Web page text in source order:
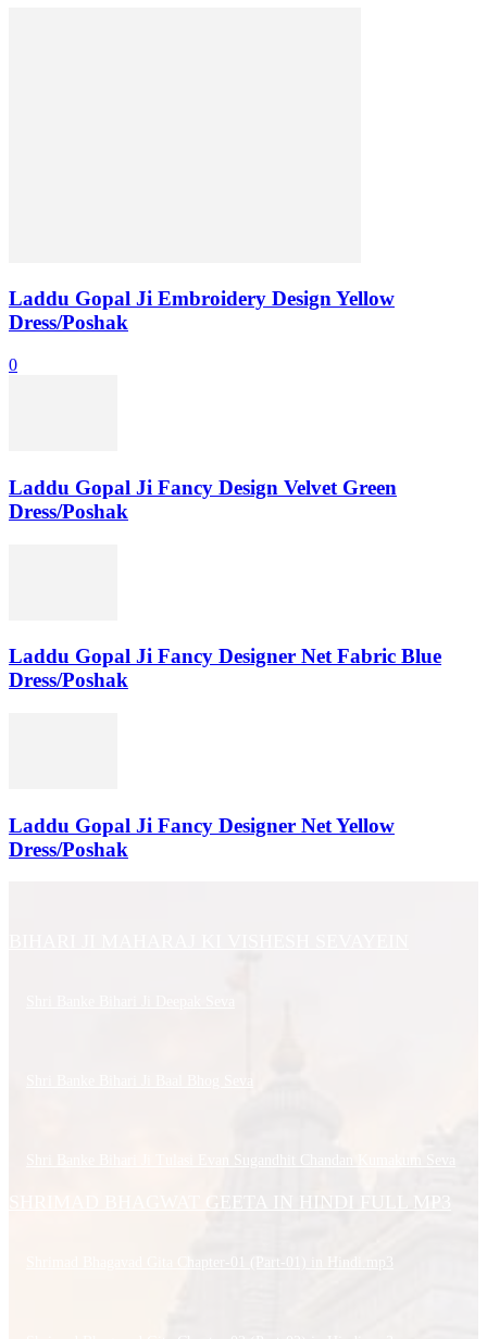
Laddu Gopal Ji Embroidery Design Yellow
Dress/Poshak
0
Laddu Gopal Ji Fancy Design Velvet Green
Dress/Poshak
Laddu Gopal Ji Fancy Designer Net Fabric Blue
Dress/Poshak
Laddu Gopal Ji Fancy Designer Net Yellow
Dress/Poshak
SHRIMAD BHAGWAT GEETA IN HINDI FULL MP3
Shrimad Bhagavad Gita Chapter-01 (Part-01) in Hindi.mp3